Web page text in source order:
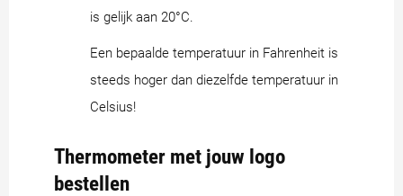
is gelijk aan 20°C.
Een bepaalde temperatuur in Fahrenheit is
steeds hoger dan diezelfde temperatuur in
Celsius!
Thermometer met jouw logo
bestellen